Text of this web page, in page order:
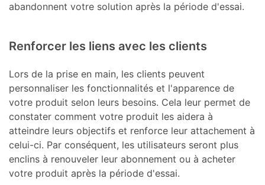
abandonnent votre solution après la période d'essai.
Renforcer les liens avec les clients
Lors de la prise en main, les clients peuvent
personnaliser les fonctionnalités et l'apparence de
votre produit selon leurs besoins. Cela leur permet de
constater comment votre produit les aidera à
atteindre leurs objectifs et renforce leur attachement à
celui-ci. Par conséquent, les utilisateurs seront plus
enclins à renouveler leur abonnement ou à acheter
votre produit après la période d'essai.